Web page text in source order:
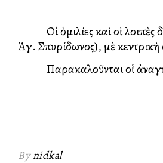
Οἱ ὁμιλίες καὶ οἱ λοιπὲς
Ἁγ. Σπυρίδωνος), μὲ
Παρακαλοῦνται οἱ
Bynidkal